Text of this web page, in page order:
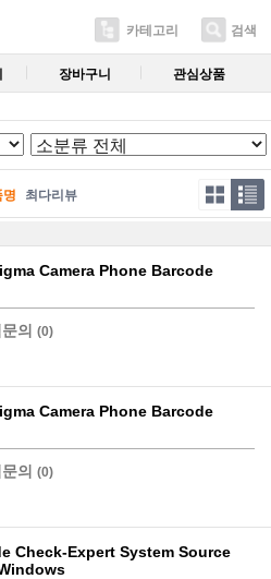
카테고리 검색
장바구니 관심상품
명 최다리뷰
Camera Phone Barcode
의 (0)
Camera Phone Barcode
의 (0)
Check-Expert System Source